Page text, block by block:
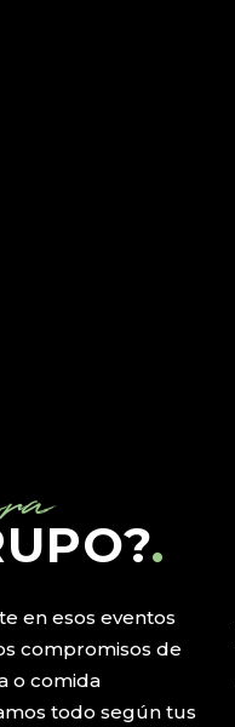
.
en esos eventos
compromisos de
o comida
todo según tus